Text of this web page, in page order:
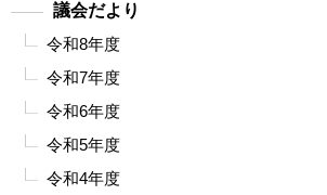
議会だより
令和8年度
令和7年度
令和6年度
令和5年度
令和4年度